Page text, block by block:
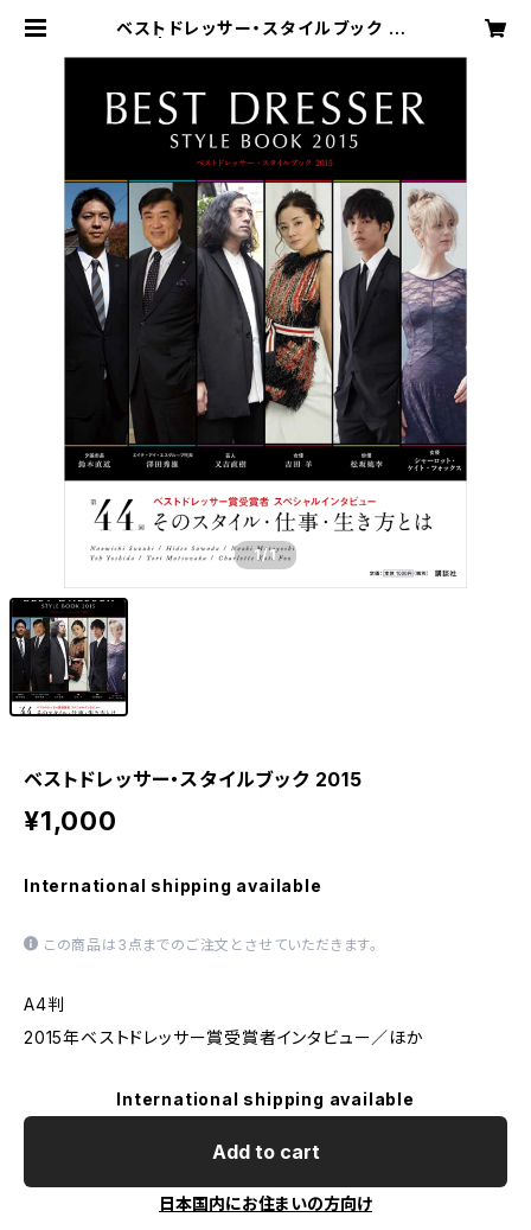
ベストドレッサー・スタイルブック 20
1/1
ベストドレッサー・スタイルブック 2015
¥1,000
International shipping available
この商品は3点までのご注文とさせていただきます。
A4判
2015年ベストドレッサー賞受賞者インタビュー／ほか
International shipping available
Add to cart
日本国内にお住まいの方向け